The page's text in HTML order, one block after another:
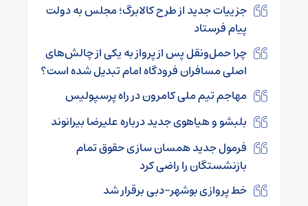
جزییات جدید از طرح کالابرگ؛ مجلس به دولت
پیام فرستاد
چرا حمل‌ونقل پس از پرواز به یکی از چالش‌های
اصلی مسافران فرودگاه امام تبدیل شده است؟
مهاجم تیم ملی کامرون در راه پرسپولیس
بلبشو و هیاهوی جدید درباره علیرضا بیرانوند
فرمول جدید همسان سازی حقوق تمام
بازنشستگان را راضی کرد
خط پروازی بوشهر-دبی برقرار شد